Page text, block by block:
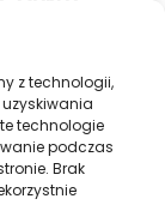
z technologii,
technologie
podczas
Brak